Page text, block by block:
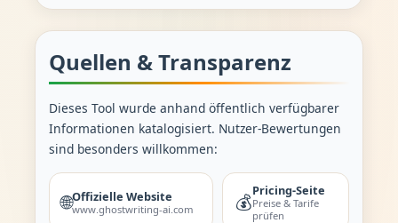
Quellen & Transparenz
Dieses Tool wurde anhand öffentlich verfügbarer
Informationen katalogisiert. Nutzer-Bewertungen
sind besonders willkommen:
🌐Offizielle Website
www.ghostwriting-ai.com 💰
Pricing-Seite
Preise & Tarife
prüfen